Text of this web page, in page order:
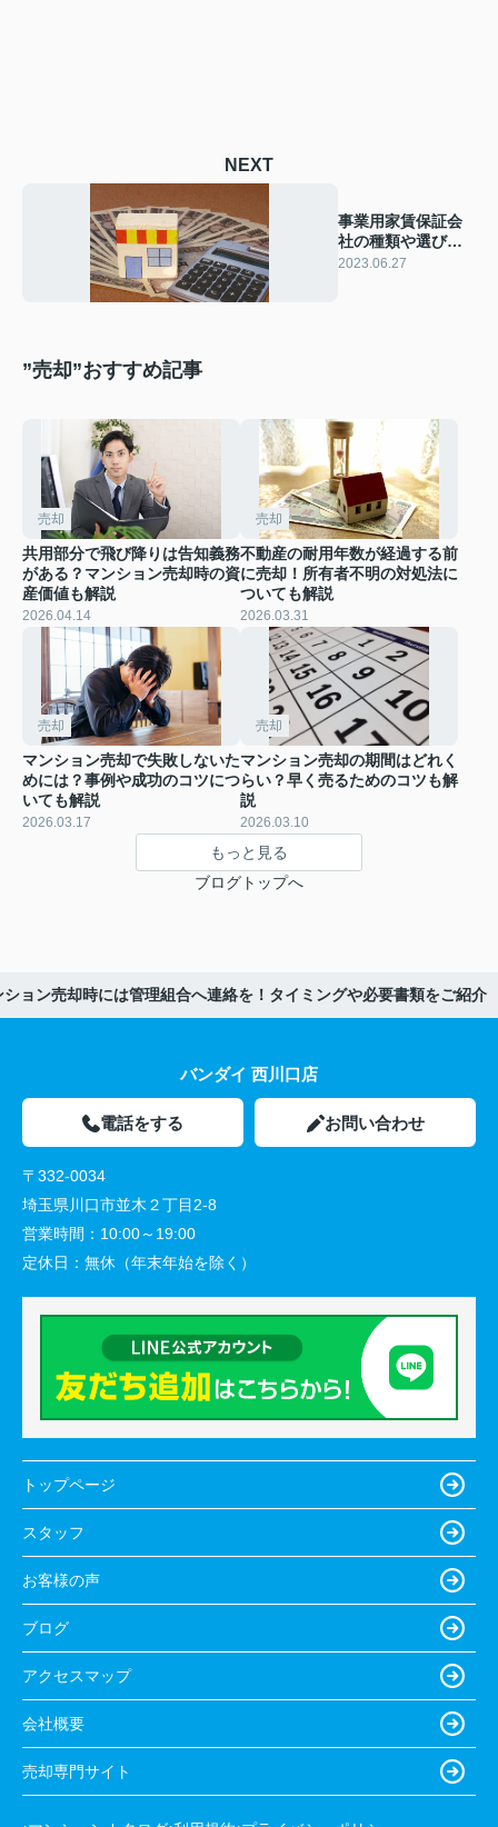
NEXT
事業用家賃保証会
社の種類や選び方
を解説！
2023.06.27
”売却”おすすめ記事
売却
共用部分で飛び降りは告知義務
がある？マンション売却時の資
産価値も解説
2026.04.14
売却
不動産の耐用年数が経過する前
に売却！所有者不明の対処法に
ついても解説
2026.03.31
売却
マンション売却で失敗しないた
めには？事例や成功のコツにつ
いても解説
2026.03.17
売却
マンション売却の期間はどれく
らい？早く売るためのコツも解
説
2026.03.10
もっと見る
ブログトップへ
ション売却時には管理組合へ連絡を！タイミングや必要書類をご紹介
バンダイ 西川口店
電話をする お問い合わせ
〒332-0034
埼玉県川口市並木２丁目2-8
営業時間： 10:00～19:00
定休日： 無休（年末年始を除く）
トップページ
スタッフ
お客様の声
ブログ
アクセスマップ
会社概要
売却専門サイト